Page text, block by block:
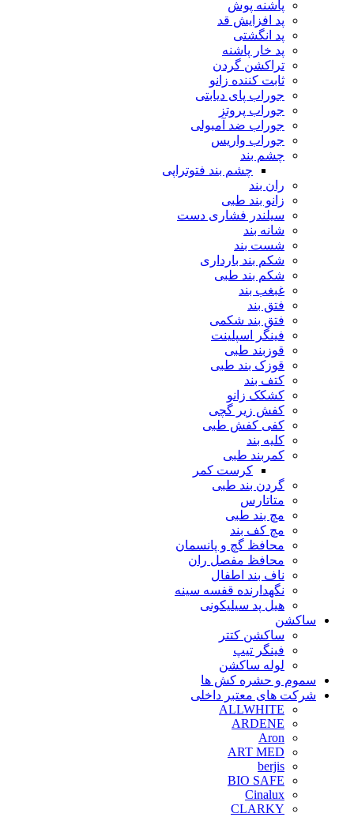
پاشنه پوش
پد افزایش قد
پد انگشتی
پد خار پاشنه
تراکشن گردن
ثابت کننده زانو
جوراب پای دیابتی
جوراب پروتز
جوراب ضد آمبولی
جوراب واریس
چشم بند
چشم بند فتوتراپی
ران بند
زانو بند طبی
سیلندر فشاری دست
شانه بند
شست بند
شکم بند بارداری
شکم بند طبی
غبغب بند
فتق بند
فتق بند شکمی
فینگر اسپلینت
قوزبند طبی
قوزک بند طبی
کتف بند
کشکک زانو
کفش زیر گچی
کفی کفش طبی
کلیه بند
کمربند طبی
کرست کمر
گردن بند طبی
متاتارس
مچ بند طبی
مچ کف بند
محافظ گچ و پانسمان
محافظ مفصل ران
ناف بند اطفال
نگهدارنده قفسه سینه
هیل پد سیلیکونی
ساکشن
ساکشن کتتر
فینگر تیپ
لوله ساکشن
سموم و حشره کش ها
شرکت های معتبر داخلی
ALLWHITE
ARDENE
Aron
ART MED
berjis
BIO SAFE
Cinalux
CLARKY